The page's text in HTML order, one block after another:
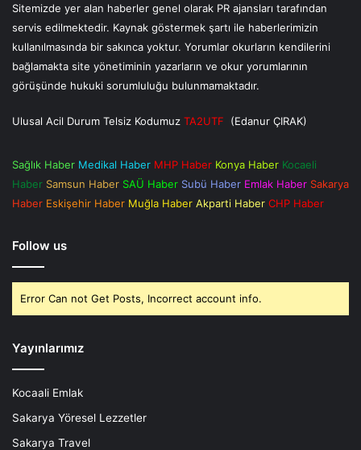
Sitemizde yer alan haberler genel olarak PR ajansları tarafından
servis edilmektedir. Kaynak göstermek şartı ile haberlerimizin
kullanılmasında bir sakınca yoktur. Yorumlar okurların kendilerini
bağlamakta site yönetiminin yazarların ve okur yorumlarının
görüşünde hukuki sorumluluğu bulunmamaktadır.
Ulusal Acil Durum Telsiz Kodumuz TA2UTF (Edanur ÇIRAK)
Sağlık Haber Medikal Haber MHP Haber Konya Haber Kocaeli
Haber Samsun Haber SAÜ Haber Subü Haber Emlak Haber Sakarya
Haber Eskişehir Haber Muğla Haber Akparti Haber CHP Haber
Follow us
Error Can not Get Posts, Incorrect account info.
Yayınlarımız
Kocaali Emlak
Sakarya Yöresel Lezzetler
Sakarya Travel